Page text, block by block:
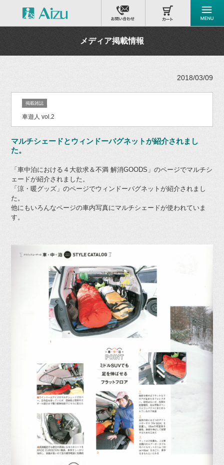
メディア掲載情報
2018/03/09
掲載雑誌
車遊人 vol.2
マルチシェードとウィンドーバグネットが紹介されまし
た。
「車中泊における４大欲求＆不満 解消GOODS」のページでマルチシ
ェードが紹介されました。
「涼・暖グッズ」のページでウィンドーバグネットが紹介されまし
た。
他にもいろんなページの車内写真にマルチシェードが使われていま
す。